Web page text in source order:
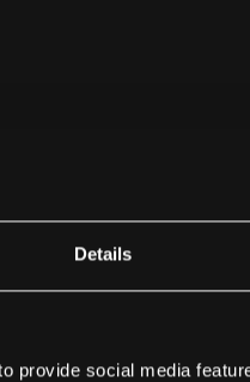
Details
provide social media